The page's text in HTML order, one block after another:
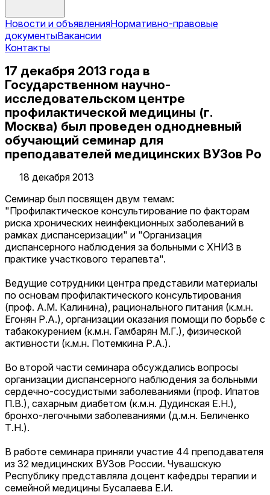
Новости и объявленияНормативно-правовые
документыВакансии
Контакты
17 декабря 2013 года в
Государственном научно-
исследовательском центре
профилактической медицины (г.
Москва) был проведен однодневный
обучающий семинар для
преподавателей медицинских ВУЗов Ро
18 декабря 2013
Семинар был посвящен двум темам:
"Профилактическое консультирование по факторам
риска хронических неинфекционных заболеваний в
рамках диспансеризации" и "Организация
диспансерного наблюдения за больными с ХНИЗ в
практике участкового терапевта".
Ведущие сотрудники центра представили материалы
по основам профилактического консультирования
(проф. А.М. Калинина), рационального питания (к.м.н.
Егонян Р.А.), организации оказания помощи по борьбе с
табакокурением (к.м.н. Гамбарян М.Г.), физической
активности (к.м.н. Потемкина Р.А.).
Во второй части семинара обсуждались вопросы
организации диспансерного наблюдения за больными
сердечно-сосудистыми заболеваниями (проф. Ипатов
П.В.), сахарным диабетом (к.м.н. Дудинская Е.Н.),
бронхо-легочными заболеваниями (д.м.н. Беличенко
Т.Н.).
В работе семинара приняли участие 44 преподавателя
из 32 медицинских ВУЗов России. Чувашскую
Республику представляла доцент кафедры терапии и
семейной медицины Бусалаева Е.И.